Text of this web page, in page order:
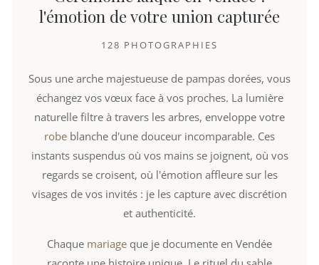
l'émotion de votre union capturée
128 PHOTOGRAPHIES
Sous une arche majestueuse de pampas dorées, vous
échangez vos vœux face à vos proches. La lumière
naturelle filtre à travers les arbres, enveloppe votre
robe blanche d'une douceur incomparable. Ces
instants suspendus où vos mains se joignent, où vos
regards se croisent, où l'émotion affleure sur les
visages de vos invités : je les capture avec discrétion
et authenticité.
Chaque mariage que je documente en Vendée